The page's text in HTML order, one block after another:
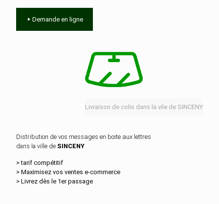
Demande en ligne
Livraison de colis dans la vile de SINCENY
Distribution de vos messages en boite aux lettres
dans la ville de SINCENY
> tarif compétitif
> Maximisez vos ventes e‑commerce
> Livrez dès le 1er passage